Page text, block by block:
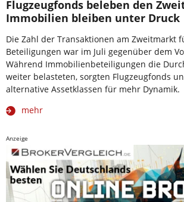
Flugzeugfonds beleben den
Immobilien bleiben unter Druck
Die Zahl der Transaktionen am Zweitmarkt
Beteiligungen war im Juli gegenüber dem
Während Immobilienbeteiligungen die
weiter belasteten, sorgten Flugzeugfonds
alternative Assetklassen für mehr Dynamik.
mehr
Anzeige